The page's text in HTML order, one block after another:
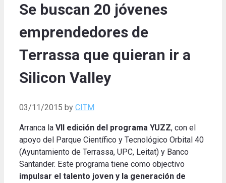
Se buscan 20 jóvenes
emprendedores de
Terrassa que quieran ir a
Silicon Valley
03/11/2015 by CITM
Arranca la VII edición del programa YUZZ, con el
apoyo del Parque Científico y Tecnológico Orbital 40
(Ayuntamiento de Terrassa, UPC, Leitat) y Banco
Santander. Este programa tiene como objectivo
impulsar el talento joven y la generación de